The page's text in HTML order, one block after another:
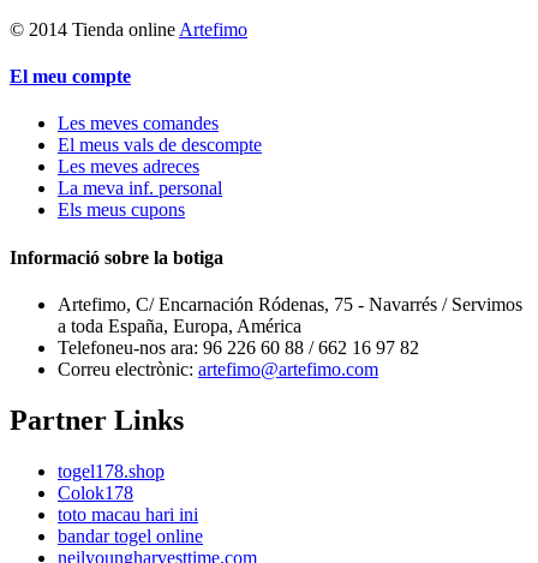
© 2014 Tienda online Artefimo
El meu compte
Les meves comandes
El meus vals de descompte
Les meves adreces
La meva inf. personal
Els meus cupons
Informació sobre la botiga
Artefimo, C/ Encarnación Ródenas, 75 - Navarrés / Servimos
a toda España, Europa, América
Telefoneu-nos ara: 96 226 60 88 / 662 16 97 82
Correu electrònic: artefimo@artefimo.com
Partner Links
togel178.shop
Colok178
toto macau hari ini
bandar togel online
neilyoungharvesttime.com